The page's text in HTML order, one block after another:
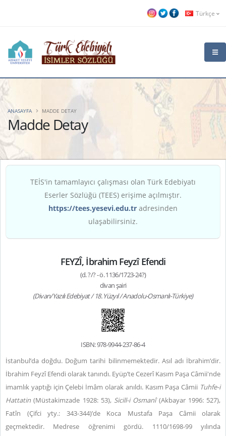
Türkçe
Madde Detay
ANASAYFA MADDE DETAY
TEİS'in tamamlayıcı çalışması olan Türk Edebiyatı
Eserler Sözlüğü (TEES) erişime açılmıştır.
https://tees.yesevi.edu.tr adresinden
ulaşabilirsiniz.
FEYZÎ, İbrahim Feyzî Efendi
(d. ?/? - ö. 1136/1723-24?)
divan şairi
(Divan/Yazılı Edebiyat / 18. Yüzyıl / Anadolu-Osmanlı-Türkiye)
ISBN: 978-9944-237-86-4
İstanbul’da doğdu. Doğum tarihi bilinmemektedir. Asıl adı İbrahim’dir.
İbrahim Feyzî Efendi olarak tanındı. Eyüp’te Cezerî Kasım Paşa Câmii'nde
imamlık yaptığı için Çelebi İmâm olarak anıldı. Kasım Paşa Câmii Tuhfe-i
Hattatin (Müstakimzade 1928: 53), Sicill-i Osmanî(Akbayar 1996: 527),
Fatîn (Çifci yty.: 343-344)’de Koca Mustafa Paşa Câmii olarak
geçmektedir. Medrese öğrenimi gördü. 1110/1698-99 yılında